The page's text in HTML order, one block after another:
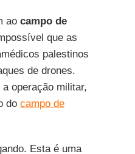
ao campo de
que as
palestinos
de drones.
operação militar,
do campo de
Esta é uma